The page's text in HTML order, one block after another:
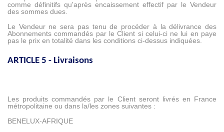
comme définitifs qu'après encaissement effectif par le Vendeur
des sommes dues.
Le Vendeur ne sera pas tenu de procéder à la délivrance des
Abonnements commandés par le Client si celui-ci ne lui en paye
pas le prix en totalité dans les conditions ci-dessus indiquées.
ARTICLE 5 - Livraisons
Les produits commandés par le Client seront livrés en France
métropolitaine ou dans la/les zones suivantes :
BENELUX-AFRIQUE